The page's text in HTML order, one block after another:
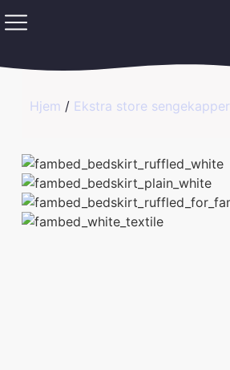
Hjem / Ekstra store sengekapper